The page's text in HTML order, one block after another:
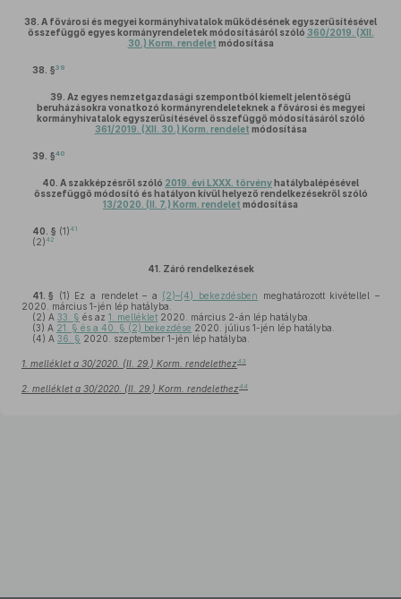
38. A fővárosi és megyei kormányhivatalok működésének egyszerűsítésével
összefüggő egyes kormányrendeletek módosításáról szóló 360/2019. (XII.
30.) Korm. rendelet módosítása
38. §39
39. Az egyes nemzetgazdasági szempontból kiemelt jelentőségű
beruházásokra vonatkozó kormányrendeleteknek a fővárosi és megyei
kormányhivatalok egyszerűsítésével összefüggő módosításáról szóló
361/2019. (XII. 30.) Korm. rendelet módosítása
39. §40
40. A szakképzésről szóló 2019. évi LXXX. törvényhatálybalépésével
összefüggő módosító és hatályon kívül helyező rendelkezésekről szóló
13/2020. (II. 7.) Korm. rendelet módosítása
40. § (1)41
(2)42
41. Záró rendelkezések
41. § (1) Ez a rendelet – a (2)–(4) bekezdésben meghatározott kivétellel –
2020. március 1-jén lép hatályba.
(2) A 33. § és az 1. melléklet 2020. március 2-án lép hatályba.
(3) A 21. § és a 40. § (2) bekezdése 2020. július 1-jén lép hatályba.
(4) A 36. § 2020. szeptember 1-jén lép hatályba.
1. melléklet a 30/2020. (II. 29.) Korm. rendelethez43
2. melléklet a 30/2020. (II. 29.) Korm. rendelethez44